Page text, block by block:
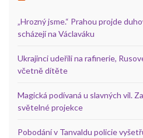
„Hrozný jsme.“ Prahou projde
scházejí na Václaváku
Ukrajinci udeřili na rafinerie,
včetně dítěte
Magická podívaná u slavných vil.
světelné projekce
Pobodání v Tanvaldu policie